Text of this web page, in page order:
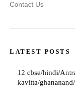
Contact Us
LATEST POSTS
12 cbse/hindi/
kavitta/